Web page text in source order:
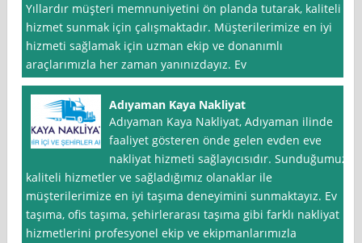
Yıllardır müşteri memnuniyetini ön planda tutarak, kaliteli
hizmet sunmak için çalışmaktadır. Müşterilerimize en iyi
hizmeti sağlamak için uzman ekip ve donanımlı
araçlarımızla her zaman yanınızdayız. Ev
Adıyaman Kaya Nakliyat
Adıyaman Kaya Nakliyat, Adıyaman ilinde
faaliyet gösteren önde gelen evden eve
nakliyat hizmeti sağlayıcısıdır. Sunduğumuz
kaliteli hizmetler ve sağladığımız olanaklar ile
müşterilerimize en iyi taşıma deneyimini sunmaktayız. Ev
taşıma, ofis taşıma, şehirlerarası taşıma gibi farklı nakliyat
hizmetlerini profesyonel ekip ve ekipmanlarımızla